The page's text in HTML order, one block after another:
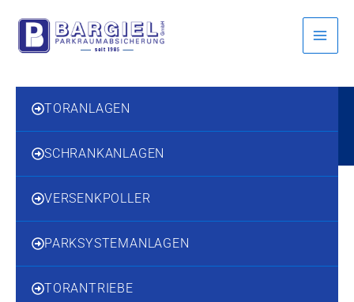
springen
Inhalt
springen
TORANLAGEN
SCHRANKANLAGEN
VERSENKPOLLER
PARKSYSTEMANLAGEN
TORANTRIEBE